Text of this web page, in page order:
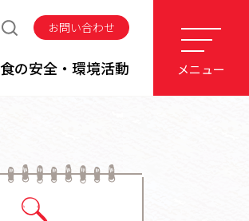
お問い合わせ
食の安全・環境活動 メニュー